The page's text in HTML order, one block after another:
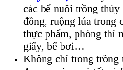
các bể nuôi trồng thủy
đồng, ruộng lúa trong
thực phẩm, phòng thí
giấy, bể bơi…
Không chỉ trong trồng